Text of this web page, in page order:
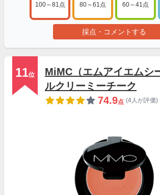
100～81点 80～61点 60～41点
採点・コメントする
11位
MiMC（エムアイエムシ
ルクリーミーチーク
74.9点 (4人が評価)